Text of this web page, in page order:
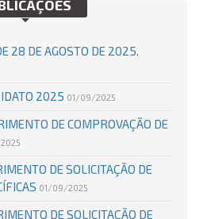
28 DE AGOSTO DE 2025.
2025 01/09/2025
DE COMPROVAÇÃO DE
DE SOLICITAÇÃO DE
01/09/2025
DE SOLICITAÇÃO DE